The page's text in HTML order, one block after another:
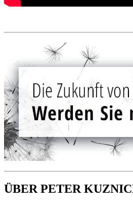
ÜBER PETER